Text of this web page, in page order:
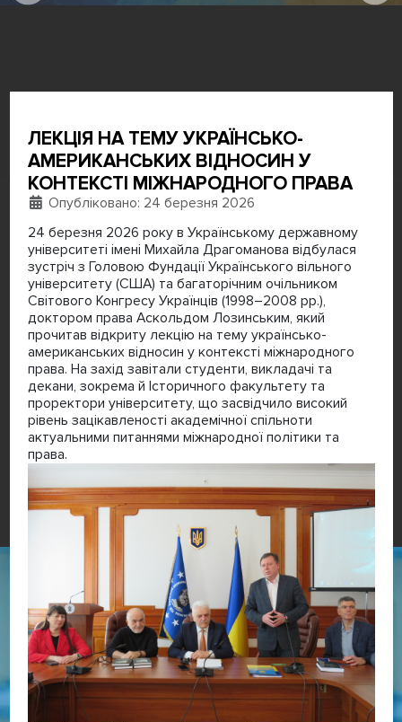
ЛЕКЦІЯ НА ТЕМУ УКРАЇНСЬКО-
АМЕРИКАНСЬКИХ ВІДНОСИН У
КОНТЕКСТІ МІЖНАРОДНОГО ПРАВА
Деталі
Опубліковано: 24 березня 2026
24 березня 2026 року в Українському державному
університеті імені Михайла Драгоманова відбулася
зустріч з Головою Фундації Українського вільного
університету (США) та багаторічним очільником
Світового Конгресу Українців (1998–2008 рр.),
доктором права Аскольдом Лозинським, який
прочитав відкриту лекцію на тему українсько-
американських відносин у контексті міжнародного
права. На захід завітали студенти, викладачі та
декани, зокрема й Історичного факультету та
проректори університету, що засвідчило високий
рівень зацікавленості академічної спільноти
актуальними питаннями міжнародної політики та
права.